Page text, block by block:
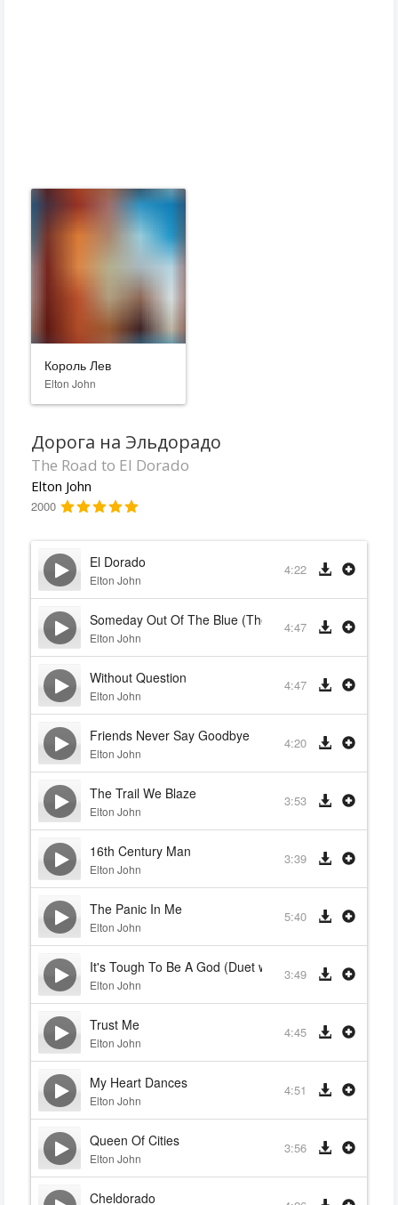
Король Лев
Elton John
Дорога на Эльдорадо
The Road to El Dorado
Elton John
2000
El Dorado
Elton John
4:22
Someday Out Of The Blue (Theme From El Dorado)
Elton John
4:47
Without Question
Elton John
4:47
Friends Never Say Goodbye
Elton John
4:20
The Trail We Blaze
Elton John
3:53
16th Century Man
Elton John
3:39
The Panic In Me
Elton John
5:40
It's Tough To Be A God (Duet with Randy Newman)
Elton John
3:49
Trust Me
Elton John
4:45
My Heart Dances
Elton John
4:51
Queen Of Cities
Elton John
3:56
Cheldorado